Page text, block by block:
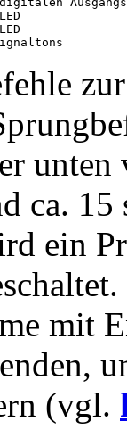
unten
ca. 15
ein
mit
(vgl.